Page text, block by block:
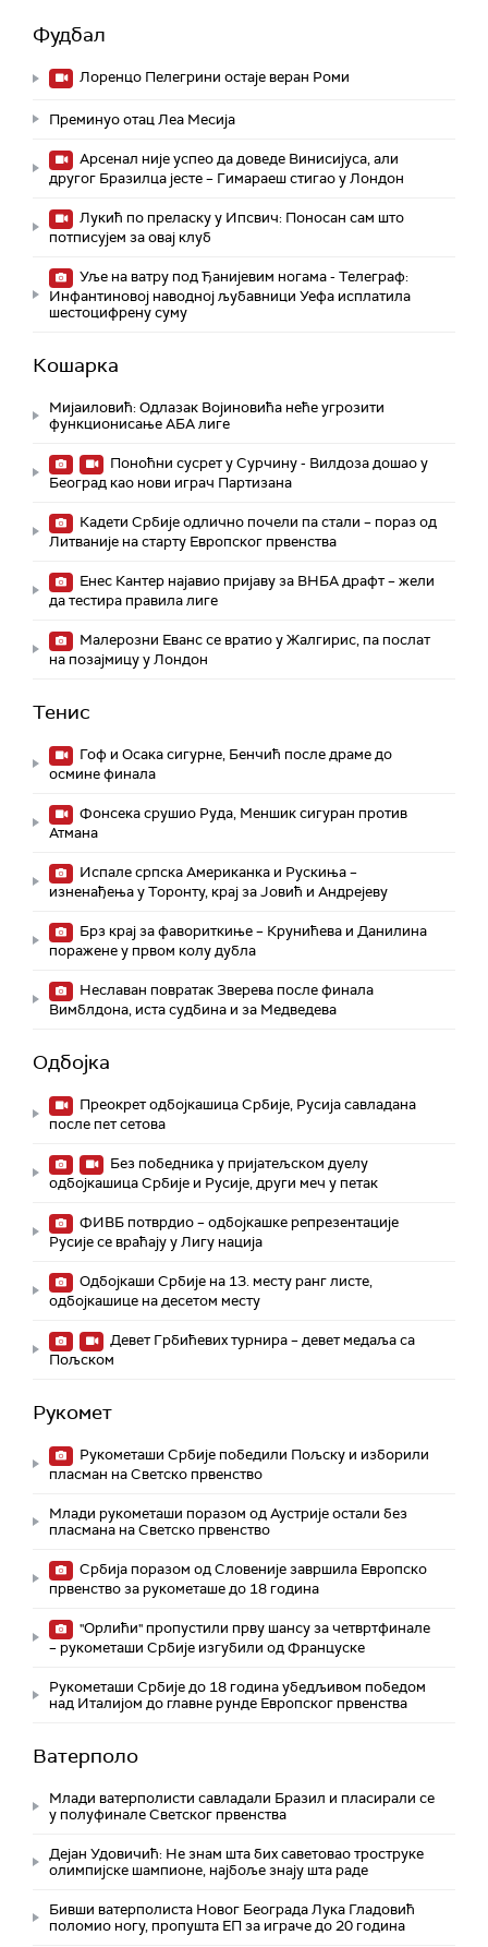
Фудбал
Лоренцо Пелегрини остаје веран Роми
Преминуо отац Леа Месија
Арсенал није успео да доведе Винисијуса, али
другог Бразилца јесте – Гимараеш стигао у Лондон
Лукић по преласку у Ипсвич: Поносан сам што
потписујем за овај клуб
Уље на ватру под Ђанијевим ногама - Телеграф:
Инфантиновој наводној љубавници Уефа исплатила
шестоцифрену суму
Кошарка
Мијаиловић: Одлазак Војиновића неће угрозити
функционисање АБА лиге
Поноћни сусрет у Сурчину - Вилдоза дошао у
Београд као нови играч Партизана
Кадети Србије одлично почели па стали – пораз од
Литваније на старту Европског првенства
Енес Кантер најавио пријаву за ВНБА драфт – жели
да тестира правила лиге
Малерозни Еванс се вратио у Жалгирис, па послат
на позајмицу у Лондон
Тенис
Гоф и Осака сигурне, Бенчић после драме до
осмине финала
Фонсека срушио Руда, Меншик сигуран против
Атмана
Испале српска Американка и Рускиња –
изненађења у Торонту, крај за Јовић и Андрејеву
Брз крај за фавориткиње – Крунићева и Данилина
поражене у првом колу дубла
Неславан повратак Зверева после финала
Вимблдона, иста судбина и за Медведева
Одбојка
Преокрет одбојкашица Србије, Русија савладана
после пет сетова
Без победника у пријатељском дуелу
одбојкашица Србије и Русије, други меч у петак
ФИВБ потврдио – одбојкашке репрезентације
Русије се враћају у Лигу нација
Одбојкаши Србије на 13. месту ранг листе,
одбојкашице на десетом месту
Девет Грбићевих турнира – девет медаља са
Пољском
Рукомет
Рукометаши Србије победили Пољску и изборили
пласман на Светско првенство
Млади рукометаши поразом од Аустрије остали без
пласмана на Светско првенство
Србија поразом од Словеније завршила Европско
првенство за рукометаше до 18 година
"Орлићи" пропустили прву шансу за четвртфинале
– рукометаши Србије изгубили од Француске
Рукометаши Србије до 18 година убедљивом победом
над Италијом до главне рунде Европског првенства
Ватерполо
Млади ватерполисти савладали Бразил и пласирали се
у полуфинале Светског првенства
Дејан Удовичић: Не знам шта бих саветовао троструке
олимпијске шампионе, најбоље знају шта раде
Бивши ватерполиста Новог Београда Лука Гладовић
поломио ногу, пропушта ЕП за играче до 20 година